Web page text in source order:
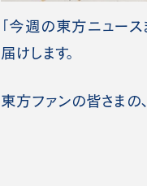
「今週の東方ニュー
届けします。
東方ファンの皆さまの